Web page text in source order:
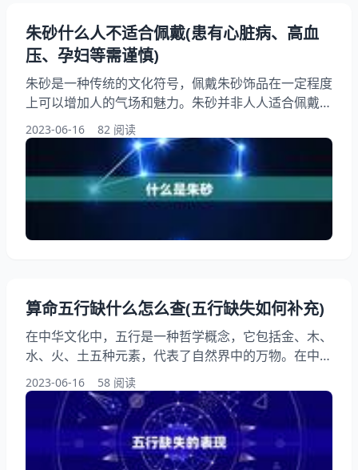
朱砂什么人不适合佩戴(患有心脏病、高血
压、孕妇等需谨慎)
朱砂是一种传统的文化符号，佩戴朱砂饰品在一定程度
上可以增加人的气场和魅力。朱砂并非人人适合佩戴，
是对于患有心脏病、高血压、孕妇等人群，需要谨慎使
用。本文将详细讨论朱砂的适用人群和禁忌人群，帮助
读者更好地了解朱砂的使用方法。 一、什么是朱砂？
朱砂是一种红色的矿物质，常用于制作文化艺术品和饰
品。在中国传统文化中，朱砂被视为吉祥之物，代表着
2023-06-16 82 阅读
算命五行缺什么怎么查(五行缺失如何补充)
在中华文化中，五行是一种哲学概念，它包括金、木、
水、火、土五种元素，代表了自然界中的万物。在中
医、风水、命理等领域，五行也被广泛运用。每个人的
命格都有五行缺失的情况，这会影响到个人的运势和健
康。五行缺失如何补充呢？本文将为您详细解答。
一、五行缺失的表现 在命理学中，五行缺失是指一个
人的命局中某种五行元素的数量不足，导致五行相生相
2023-06-16 58 阅读